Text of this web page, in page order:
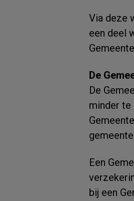
Via deze
een deel
De
De
minder te
Een
bij een